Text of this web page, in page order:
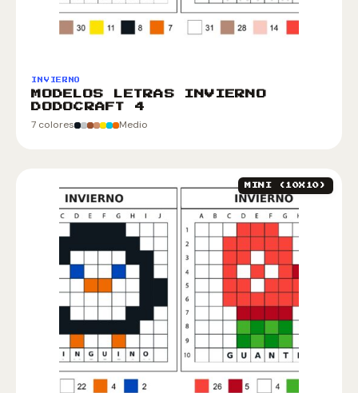
INVIERNO
MODELOS LETRAS INVIERNO
DODOCRAFT 4
7 colores Medio
MINI (10X10)